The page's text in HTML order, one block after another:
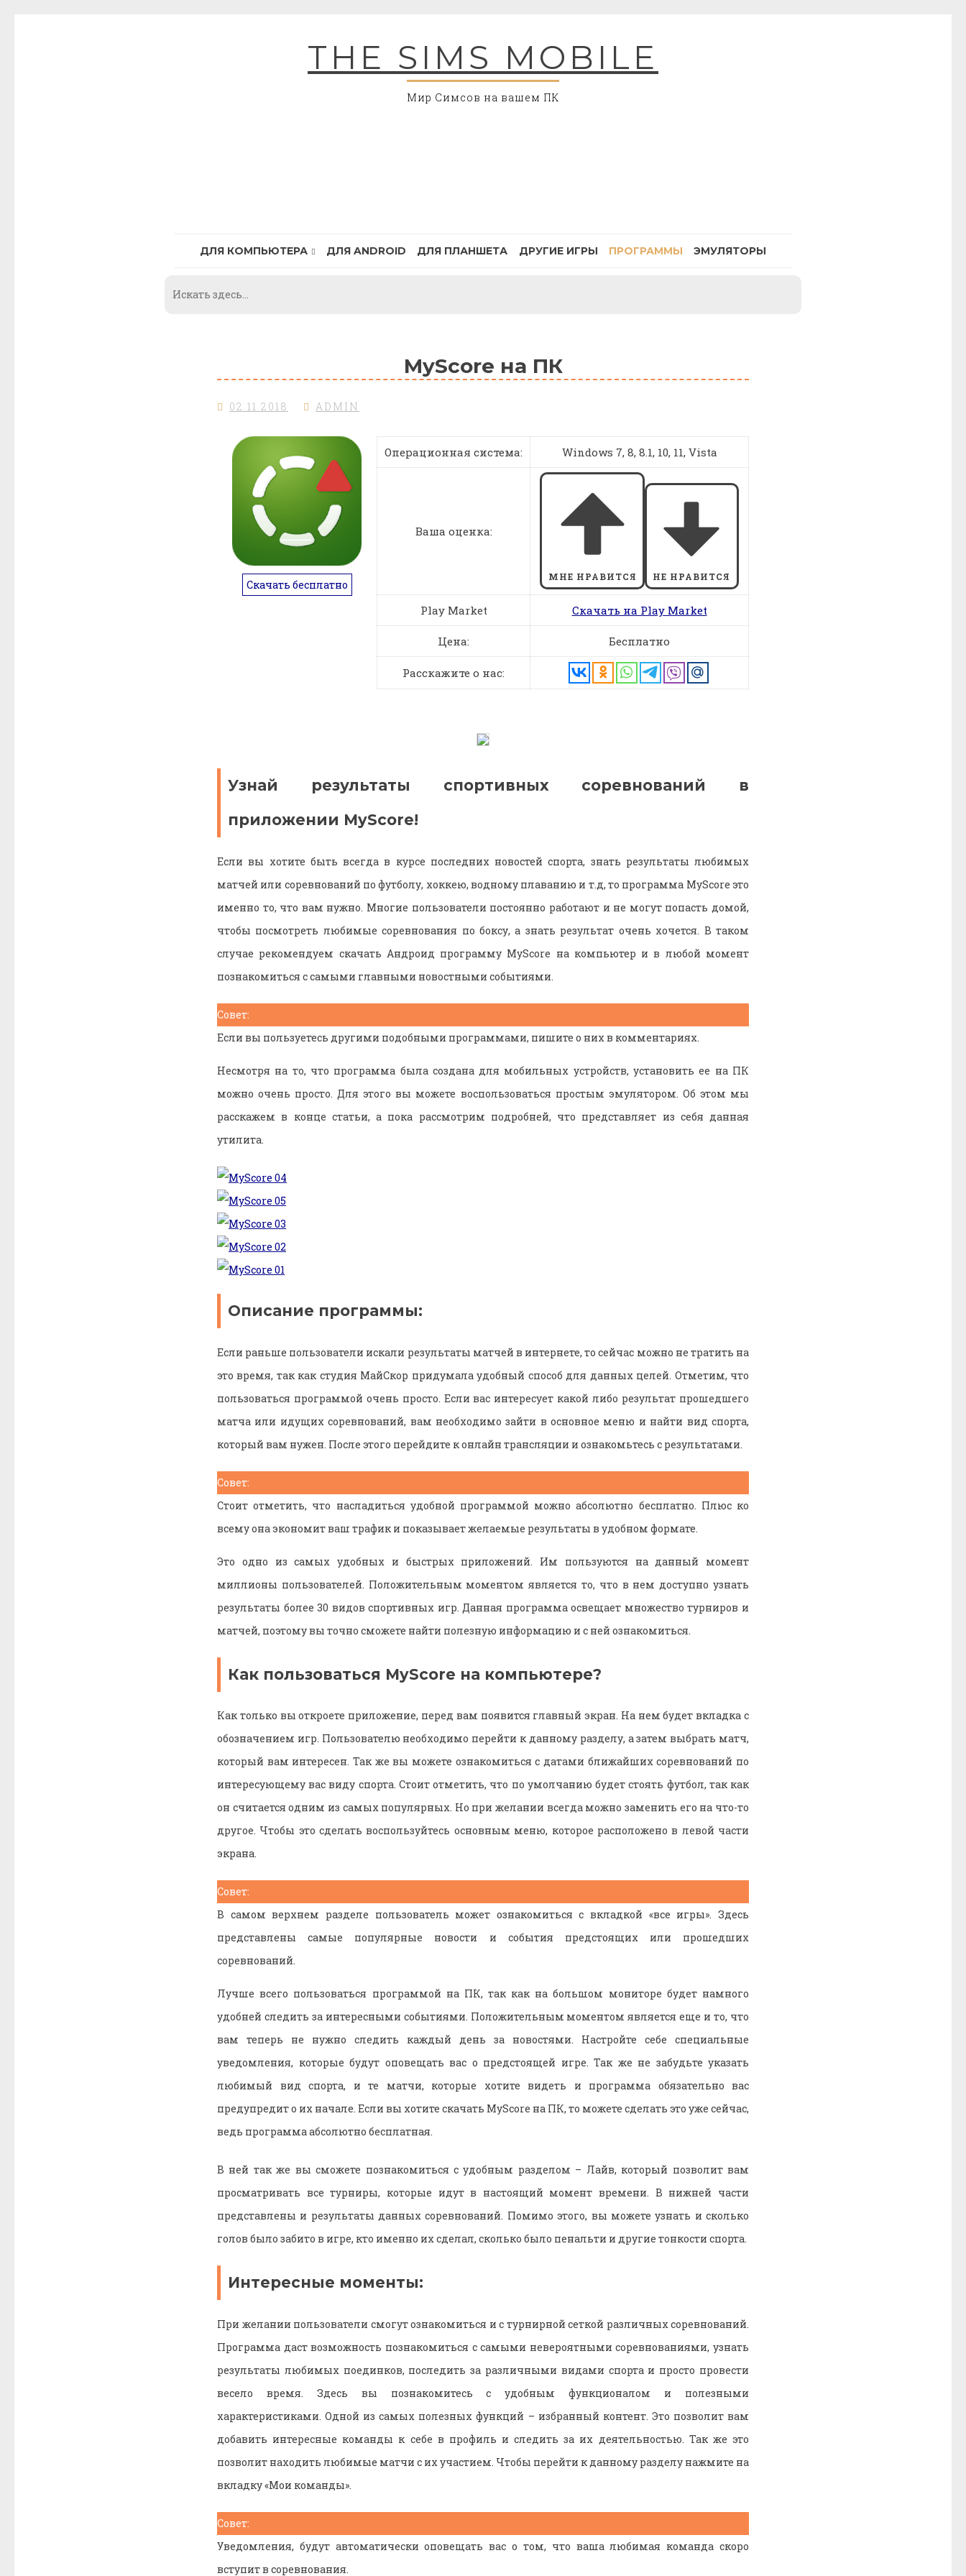
THE SIMS MOBILE
Мир Симсов на вашем ПК
ДЛЯ КОМПЬЮТЕРА ДЛЯ ANDROID ДЛЯ ПЛАНШЕТА ДРУГИЕ ИГРЫ ПРОГРАММЫ ЭМУЛЯТОРЫ
MyScore на ПК
02.11.2018 ADMIN
Скачать бесплатно
Операционная система: Windows 7, 8, 8.1, 10, 11, Vista
Ваша оценка:
МНЕ НРАВИТСЯ НЕ НРАВИТСЯ
Play Market Скачать на Play Market
Цена: Бесплатно
Расскажите о нас:
Узнай результаты спортивных соревнований в
приложении MyScore!
Если вы хотите быть всегда в курсе последних новостей спорта, знать результаты любимых
матчей или соревнований по футболу, хоккею, водному плаванию и т.д, то программа MyScore это
именно то, что вам нужно. Многие пользователи постоянно работают и не могут попасть домой,
чтобы посмотреть любимые соревнования по боксу, а знать результат очень хочется. В таком
случае рекомендуем скачать Андроид программу MyScore на компьютер и в любой момент
познакомиться с самыми главными новостными событиями.
Совет:
Если вы пользуетесь другими подобными программами, пишите о них в комментариях.
Несмотря на то, что программа была создана для мобильных устройств, установить ее на ПК
можно очень просто. Для этого вы можете воспользоваться простым эмулятором. Об этом мы
расскажем в конце статьи, а пока рассмотрим подробней, что представляет из себя данная
утилита.
Описание программы:
Если раньше пользователи искали результаты матчей в интернете, то сейчас можно не тратить на
это время, так как студия МайСкор придумала удобный способ для данных целей. Отметим, что
пользоваться программой очень просто. Если вас интересует какой либо результат прошедшего
матча или идущих соревнований, вам необходимо зайти в основное меню и найти вид спорта,
который вам нужен. После этого перейдите к онлайн трансляции и ознакомьтесь с результатами.
Совет:
Стоит отметить, что насладиться удобной программой можно абсолютно бесплатно. Плюс ко
всему она экономит ваш трафик и показывает желаемые результаты в удобном формате.
Это одно из самых удобных и быстрых приложений. Им пользуются на данный момент
миллионы пользователей. Положительным моментом является то, что в нем доступно узнать
результаты более 30 видов спортивных игр. Данная программа освещает множество турниров и
матчей, поэтому вы точно сможете найти полезную информацию и с ней ознакомиться.
Как пользоваться MyScore на компьютере?
Как только вы откроете приложение, перед вам появится главный экран. На нем будет вкладка с
обозначением игр. Пользователю необходимо перейти к данному разделу, а затем выбрать матч,
который вам интересен. Так же вы можете ознакомиться с датами ближайших соревнований по
интересующему вас виду спорта. Стоит отметить, что по умолчанию будет стоять футбол, так как
он считается одним из самых популярных. Но при желании всегда можно заменить его на что-то
другое. Чтобы это сделать воспользуйтесь основным меню, которое расположено в левой части
экрана.
Совет:
В самом верхнем разделе пользователь может ознакомиться с вкладкой «все игры». Здесь
представлены самые популярные новости и события предстоящих или прошедших
соревнований.
Лучше всего пользоваться программой на ПК, так как на большом мониторе будет намного
удобней следить за интересными событиями. Положительным моментом является еще и то, что
вам теперь не нужно следить каждый день за новостями. Настройте себе специальные
уведомления, которые будут оповещать вас о предстоящей игре. Так же не забудьте указать
любимый вид спорта, и те матчи, которые хотите видеть и программа обязательно вас
предупредит о их начале. Если вы хотите скачать MyScore на ПК, то можете сделать это уже сейчас,
ведь программа абсолютно бесплатная.
В ней так же вы сможете познакомиться с удобным разделом – Лайв, который позволит вам
просматривать все турниры, которые идут в настоящий момент времени. В нижней части
представлены и результаты данных соревнований. Помимо этого, вы можете узнать и сколько
голов было забито в игре, кто именно их сделал, сколько было пенальти и другие тонкости спорта.
Интересные моменты:
При желании пользователи смогут ознакомиться и с турнирной сеткой различных соревнований.
Программа даст возможность познакомиться с самыми невероятными соревнованиями, узнать
результаты любимых поединков, последить за различными видами спорта и просто провести
весело время. Здесь вы познакомитесь с удобным функционалом и полезными
характеристиками. Одной из самых полезных функций – избранный контент. Это позволит вам
добавить интересные команды к себе в профиль и следить за их деятельностью. Так же это
позволит находить любимые матчи с их участием. Чтобы перейти к данному разделу нажмите на
вкладку «Мои команды».
Совет:
Уведомления, будут автоматически оповещать вас о том, что ваша любимая команда скоро
вступит в соревнования.